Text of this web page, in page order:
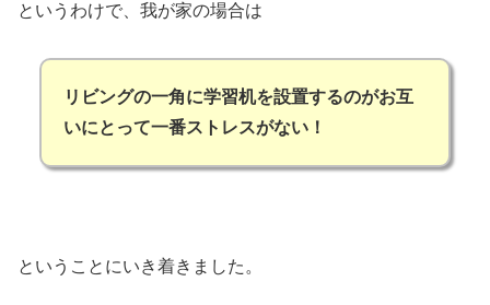
というわけで、我が家の場合は
リビングの一角に学習机を設置するのがお互
いにとって一番ストレスがない！
ということにいき着きました。